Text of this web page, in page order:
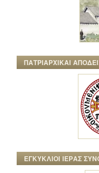
ΠΑΤΡΙΑΡΧΙΚΑΙ
ΕΓΚΥΚΛΙΟΙ ΙΕΡΑΣ